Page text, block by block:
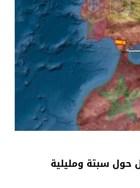
حول سبتة ومليلية